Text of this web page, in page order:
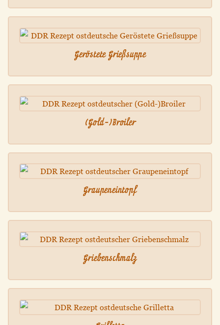
Geröstete Grießsuppe
(Gold-)Broiler
Graupeneintopf
Griebenschmalz